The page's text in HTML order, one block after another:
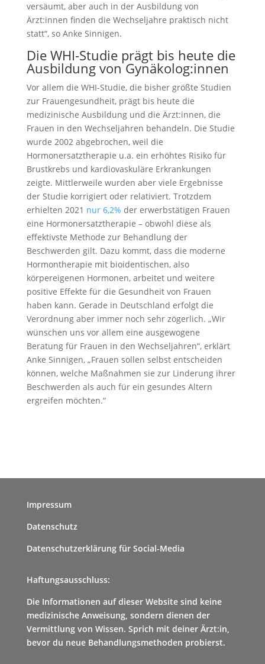
versäumt, aber auch in der Ausbildung von
Ärzt:innen finden die Wechseljahre praktisch nicht
statt“, so Anke Sinnigen.
Die WHI-Studie prägt bis heute die
Ausbildung von Gynäkolog:innen
Vor allem die WHI-Studie, die bisher größte Studien
zur Frauengesundheit, prägt bis heute die
medizinische Ausbildung und die Ärzt:innen, die
Frauen in den Wechseljahren behandeln. Die Studie
wurde 2002 abgebrochen, weil die
Hormonersatztherapie u.a. ein erhöhtes Risiko für
Brustkrebs und kardiovaskuläre Erkrankungen
zeigte. Mittlerweile wurden aber viele Ergebnisse
der Studie korrigiert oder relativiert. Trotzdem
erhielten 2021 nur 6,2% der erwerbstätigen Frauen
eine Hormonersatztherapie – obwohl diese als
effektivste Methode zur Behandlung der
Beschwerden gilt. Dazu kommt, dass die moderne
Hormontherapie mit bioidentischen, also
körpereigenen Hormonen, arbeitet und weitere
positive Effekte für die Gesundheit von Frauen
haben kann. Gerade in Deutschland erfolgt die
Verordnung aber immer noch sehr zögerlich. „Wir
wünschen uns vor allem eine ausgewogene
Beratung für Frauen in den Wechseljahren“, erklärt
Anke Sinnigen, „Frauen sollen selbst entscheiden
können, welche Maßnahmen sie zur Linderung ihrer
Beschwerden als auch für ein gesundes Altern
ergreifen möchten.“
Impressum
Datenschutz
Datenschutzerklärung für Social-Media
Haftungsausschluss:
Die Informationen auf dieser Website sind keine
medizinische Anweisung, sondern dienen der
Vermittlung von Wissen. Sprich mit deiner Ärzt:in,
bevor du neue Behandlungsmethoden probierst.